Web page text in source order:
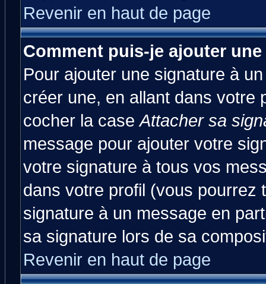
Revenir en haut de page
Comment puis-je ajouter
Pour ajouter une signature à
créer une, en allant dans votre
cocher la caseAttacher sa
message pour ajouter votre
votre signature à tous vos
dans votre profil (vous pourrez
signature à un message en
sa signature lors de sa
Revenir en haut de page